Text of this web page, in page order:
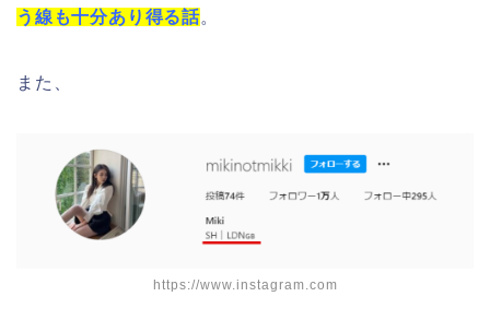
う線も十分あり得る話。
また、
https://www.instagram.com